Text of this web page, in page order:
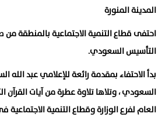
المدينة المنورة
احتفى قطاع التنمية الاجتماعية بالمنطقة
التأسيس السعودي.
بدأ الاحتفاء بمقدمة رائعة للإعلامي عبد
السعودي ، وتلاها تلاوة عطرة من آيات القرآن
العام لفرع الوزارة وقطاع التنمية الاجتماعية